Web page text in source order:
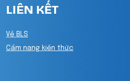
LIÊN KẾT
Về BLS
Cẩm nang kiến thức